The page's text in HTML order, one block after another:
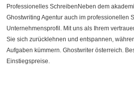
Professionelles SchreibenNeben dem
Ghostwriting Agentur auch im professionellen
Unternehmensprofil. Mit uns als Ihrem
Sie sich zurücklehnen und entspannen,
Aufgaben kümmern. Ghostwriter österreich.
Einstiegspreise.